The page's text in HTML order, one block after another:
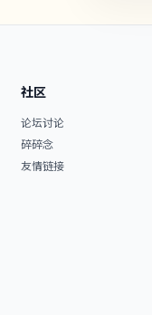
社区
论坛讨论
碎碎念
友情链接